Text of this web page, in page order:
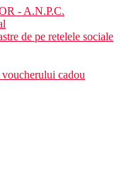
- A.N.P.C.
de pe retelele sociale
cadou